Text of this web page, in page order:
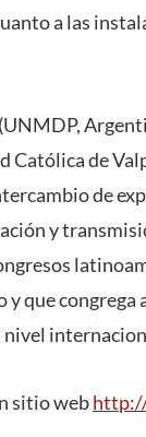
a las
de
de
y
que congrega
nivel
sitio web